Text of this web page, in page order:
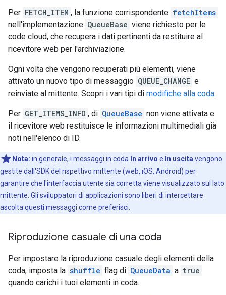
Per FETCH_ITEM , la funzione corrispondente fetchItems
nell'implementazione QueueBase viene richiesto per le
code cloud, che recupera i dati pertinenti da restituire al
ricevitore web per l'archiviazione.
Ogni volta che vengono recuperati più elementi, viene
attivato un nuovo tipo di messaggio QUEUE_CHANGE e
reinviate al mittente. Scopri i vari tipi di modifiche alla coda.
Per GET_ITEMS_INFO , di QueueBase non viene attivata e
il ricevitore web restituisce le informazioni multimediali già
noti nell'elenco di ID.
Nota: in generale, i messaggi in coda In arrivo e In uscita vengono
gestite dall'SDK del rispettivo mittente (web, iOS, Android) per
garantire che l'interfaccia utente sia corretta viene visualizzato sul lato
mittente. Gli sviluppatori di applicazioni sono liberi di intercettare
ascolta questi messaggi come preferisci.
Riproduzione casuale di una coda
Per impostare la riproduzione casuale degli elementi della
coda, imposta la shuffle flag di QueueData a true
quando carichi i tuoi elementi in coda.